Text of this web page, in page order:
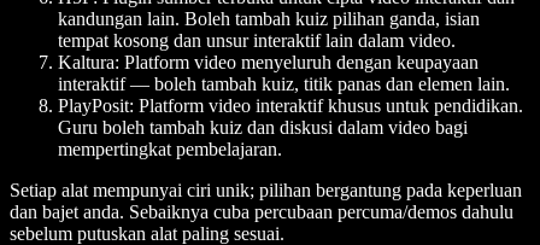
kandungan lain. Boleh tambah kuiz pilihan ganda, isian
tempat kosong dan unsur interaktif lain dalam video.
Kaltura: Platform video menyeluruh dengan keupayaan
interaktif — boleh tambah kuiz, titik panas dan elemen lain.
PlayPosit: Platform video interaktif khusus untuk pendidikan.
Guru boleh tambah kuiz dan diskusi dalam video bagi
mempertingkat pembelajaran.
Setiap alat mempunyai ciri unik; pilihan bergantung pada keperluan
dan bajet anda. Sebaiknya cuba percubaan percuma/demos dahulu
sebelum putuskan alat paling sesuai.